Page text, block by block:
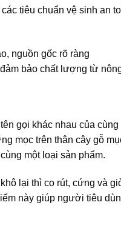
tiêu chuẩn vệ sinh an
bảo chất lượng từ
gọi khác nhau của
mọc trên thân cây gỗ
một loại sản phẩm.
lại thì co rút, cứng và
này giúp người tiêu